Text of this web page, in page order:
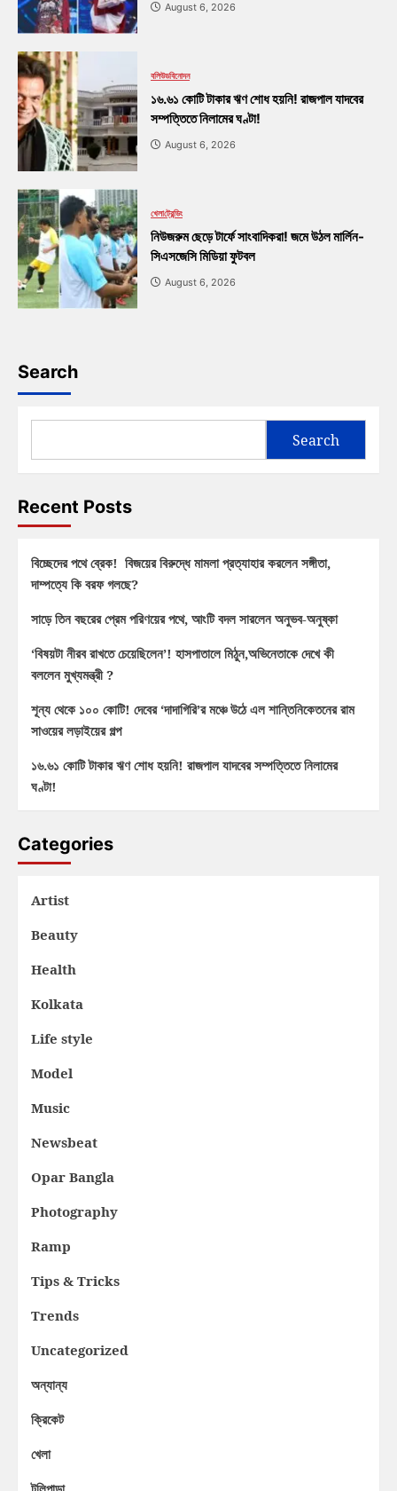
August 6, 2026
বলিউডবিনোদন
১৬.৬১ কোটি টাকার ঋণ শোধ হয়নি! রাজপাল যাদবের
সম্পত্তিতে নিলামের ঘণ্টা!
August 6, 2026
খেলাট্রেন্ডিং
নিউজরুম ছেড়ে টার্ফে সাংবাদিকরা! জমে উঠল মার্লিন-
সিএসজেসি মিডিয়া ফুটবল
August 6, 2026
Search
Search
Recent Posts
বিচ্ছেদের পথে ব্রেক! বিজয়ের বিরুদ্ধে মামলা প্রত্যাহার করলেন সঙ্গীতা,
দাম্পত্যে কি বরফ গলছে?
সাড়ে তিন বছরের প্রেম পরিণয়ের পথে, আংটি বদল সারলেন অনুভব-অনুষ্কা
‘বিষয়টা নীরব রাখতে চেয়েছিলেন’! হাসপাতালে মিঠুন,অভিনেতাকে দেখে কী
বললেন মুখ্যমন্ত্রী ?
শূন্য থেকে ১০০ কোটি! দেবের ‘দাদাগিরি’র মঞ্চে উঠে এল শান্তিনিকেতনের রাম
সাওয়ের লড়াইয়ের গল্প
১৬.৬১ কোটি টাকার ঋণ শোধ হয়নি! রাজপাল যাদবের সম্পত্তিতে নিলামের
ঘণ্টা!
Categories
Artist
Beauty
Health
Kolkata
Life style
Model
Music
Newsbeat
Opar Bangla
Photography
Ramp
Tips & Tricks
Trends
Uncategorized
অন্যান্য
ক্রিকেট
খেলা